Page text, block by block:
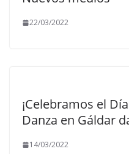
22/03/2022
¡Celebramos el
Danza en Gáldar
14/03/2022